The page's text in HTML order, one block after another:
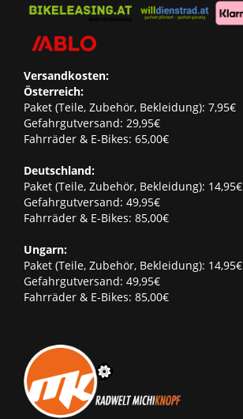
Versandkosten:
Österreich:
Paket (Teile, Zubehör, Bekleidung): 7,95€
Gefahrgutversand: 29,95€
Fahrräder & E-Bikes: 65,00€
Deutschland:
Paket (Teile, Zubehör, Bekleidung): 14,95€
Gefahrgutversand: 49,95€
Fahrräder & E-Bikes: 85,00€
Ungarn:
Paket (Teile, Zubehör, Bekleidung): 14,95€
Gefahrgutversand: 49,95€
Fahrräder & E-Bikes: 85,00€